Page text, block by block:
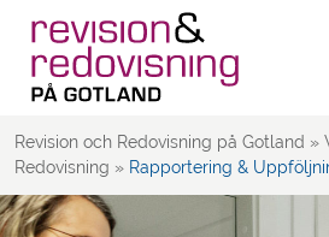
Leverantörsfakturor
Kundfakturor
Rapportering & Uppföljning
Deklaration, Bokslut &
Rådgivning kring redovisning
Revision och Redovisning på Gotland »
Redovisning » Rapportering &